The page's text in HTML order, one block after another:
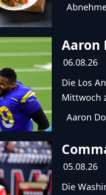
Aaron
06.08.26
Die Los
Mittwoch
Aaron
05.08.26
Die